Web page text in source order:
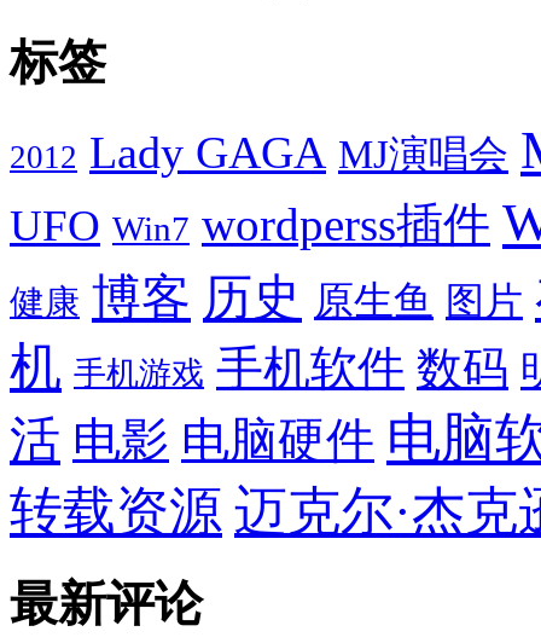
标签
2012 Lady GAGA MJ演唱会
UFO Win7 wordperss插件
健康 博客 历史 原生鱼 图片
机 手机游戏 手机软件 数码
活 电影 电脑硬件 电脑
转载资源 迈克尔·杰克
最新评论